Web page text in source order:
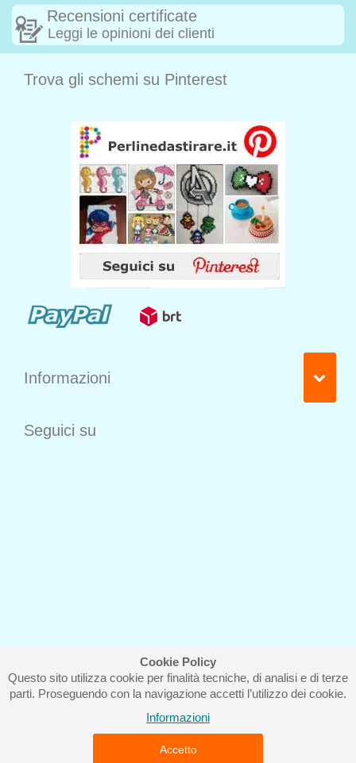
Cookie Policy
Questo sito utilizza cookie per finalità tecniche, di analisi e di terze
parti. Proseguendo con la navigazione accetti l’utilizzo dei cookie.
Informazioni
Accetto
Recensioni certificate
Leggi le opinioni dei clienti
Trova gli schemi su Pinterest
Informazioni
Seguici su
Iscriviti alla nostra newsletter
Piccolo Mondo di Ferri Roberta - Via Carlo Pisacane 9/11 57025